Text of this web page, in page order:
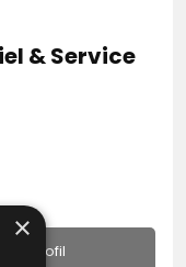
& Service
Profil
×